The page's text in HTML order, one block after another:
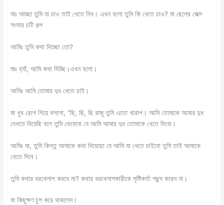
মাঃ আচ্ছা তুমি যা চাও তাই খেতে দিব। এখন বলো তুমি কি খেতে চাও? মা ছেলের সেক্স
সংসার চটি গল্প
আমিঃ তুমি কথা দিচ্ছো তো?
মাঃ হ্যাঁ, আমি কথা দিচ্ছি।এখন বলো।
আমিঃ আমি তোমার দুধ খেতে চাই।
মা খুব রেগে গিয়ে বললো, “ছি, ছি, ছি রাজু তুমি এতো খারাপ। আমি তোমাকে আমার দুধ
দেখতে দিয়েছি বলে তুমি ভেবোনা যে আমি আমার দুধ তোমাকে খেতে দিবো।
আমিঃ মা, তুমি কিন্তু আমাকে কথা দিয়েছো যে আমি যা খেতে চাইবো তুমি তাই আমাকে
খেতে দিবে।
তুমি কথার বরখেলাপ করবে মা? কথার বরখেলাপকারীকে সৃষ্টিকর্তা পছন্দ করেন না।
মা কিছুক্ষণ চুপ করে থাকলেন।